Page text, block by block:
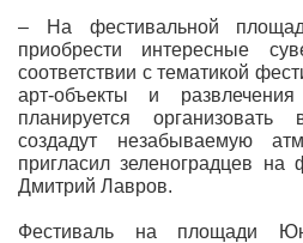
– На фестивальной
приобрести интересные
соответствии с тематикой
арт-объекты и
планируется
создадут незабываемую
пригласил зеленоградцев на
Дмитрий Лавров.
Фестиваль на площади